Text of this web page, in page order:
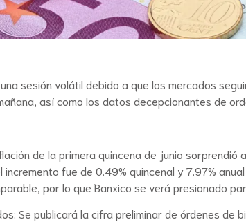
sesión volátil debido a que los mercados
así como los datos decepcionantes de
de la primera quincena de junio
incremento fue de 0.49% quincenal y 7.97%
por lo que Banxico se verá presionado
Se publicará la cifra preliminar de órdenes de